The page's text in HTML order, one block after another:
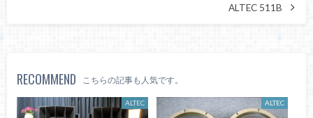
ALTEC 511B
RECOMMEND こちらの記事も人気です。
ALTEC ALTEC